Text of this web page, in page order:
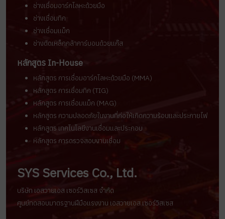
ช่างเชื่อมอาร์กโลหะด้วยมือ
ช่างเชื่อมทิก
ช่างเชื่อมแม็ก
ช่างตัดเหล็กกล้าคาร์บอนด้วยแก๊ส
หลักสูตร In-House
หลักสูตร การเชื่อมอาร์กโลหะด้วยมือ (MMA)
หลักสูตร การเชื่อมทิก (TIG)
หลักสูตร การเชื่อมแม็ก (MAG)
หลักสูตร ความปลอดภัยในงานที่ก่อให้เกิดความร้อนและประกายไฟ
หลักสูตร เทคโนโลยีงานเชื่อมและประกอบ
หลักสูตร การตรวจสอบงานเชื่อม
SYS Services Co., Ltd.
บริษัท เอสวายเอส เซอร์วิสเซส จำกัด
ศูนย์ทดสอบมาตรฐานฝีมือแรงงาน เอสวายเอส เซอร์วิสเซส